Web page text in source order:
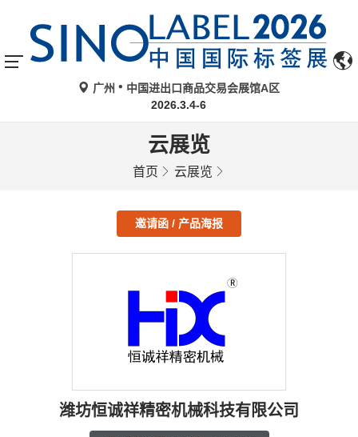
广州
中国进出口商品交易会展馆A区
2026.3.4-6
云展览
首页 云展览
邀请函 / 产品海报
潍坊恒诚祥精密机械科技有限公司